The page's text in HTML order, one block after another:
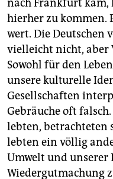
nach Frankfurt kam,
hierher zu kommen.
wert. Die Deutschen
vielleicht nicht, aber
Sowohl für den
unsere kulturelle
Gesellschaften
Gebräuche oft
lebten, betrachteten
lebten ein völlig
Umwelt und unserer
Wiedergutmachung